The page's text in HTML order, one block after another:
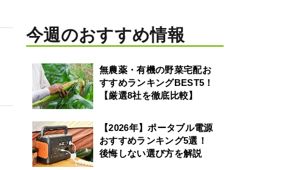
今週のおすすめ情報
無農薬・有機の野菜宅配お
すすめランキングBEST5！
【厳選8社を徹底比較】
【2026年】ポータブル電源
おすすめランキング5選！
後悔しない選び方を解説